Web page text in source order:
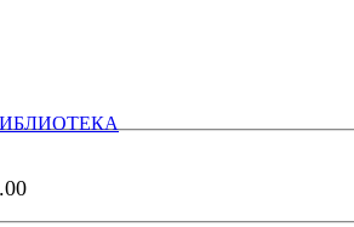
ИБЛИОТЕКА